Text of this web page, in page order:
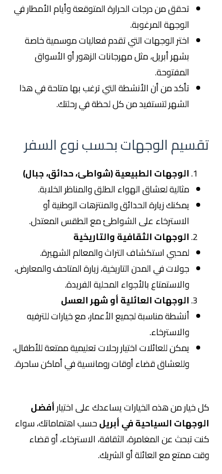
تحقق من درجات الحرارة المتوقعة وأيام الأمطار في
الوجهة المرغوبة.
اختر الوجهات التي تقدم فعاليات موسمية خاصة
بشهر أبريل، مثل مهرجانات الزهور أو الأسواق
المفتوحة.
تأكد من أن الأنشطة التي ترغب بها متاحة في هذا
الشهر لتستفيد من كل لحظة في رحلتك.
تقسيم الوجهات بحسب نوع السفر
الوجهات الطبيعية (شواطئ، حدائق، جبال)
مثالية لعشاق الهواء الطلق والمناظر الخلابة.
يمكنك زيارة الحدائق والمنتزهات الوطنية أو
الاسترخاء على الشواطئ مع الطقس المعتدل.
الوجهات الثقافية والتاريخية
لمحبي استكشاف التراث والمعالم الشهيرة.
جولات في المدن التاريخية، زيارة المتاحف والمعارض،
والاستمتاع بالأجواء المحلية الفريدة.
الوجهات العائلية أو شهر العسل
أنشطة مناسبة لجميع الأعمار، مع خيارات للترفيه
والاسترخاء.
يمكن للعائلات اختيار رحلات تعليمية ممتعة للأطفال،
وللعشاق قضاء أوقات رومانسية في أماكن ساحرة.
كل خيار من هذه الخيارات يساعدك على اختيارأفضل
الوجهات السياحية في أبريلحسب اهتماماتك، سواء
كنت تبحث عن المغامرة، الثقافة، الاسترخاء، أو قضاء
وقت ممتع مع العائلة أو الشريك.